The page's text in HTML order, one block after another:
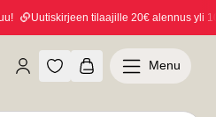
Uutiskirjeen tilaajille 20€ alennus yli
Menu